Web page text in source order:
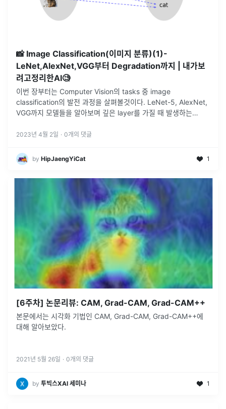
📸 Image Classification(이미지 분류)(1)-
LeNet,AlexNet,VGG부터 Degradation까지 | 내가보
려고정리한AI🧐
이번 장부터는 Computer Vision의 tasks 중 image
classification의 발전 과정을 살펴볼것이다. LeNet-5, AlexNet,
VGG까지 모델들을 알아보며 깊은 layer를 가질 때 발생하는
2023년 4월 2일 · 0개의 댓글
by HipJaengYiCat 1
[6주차] 논문리뷰: CAM, Grad-CAM, Grad-CAM++
본문에서는 시각화 기법인 CAM, Grad-CAM, Grad-CAM++에
대해 알아보았다.
2021년 5월 26일 · 0개의 댓글
by 투빅스XAI 세미나 1